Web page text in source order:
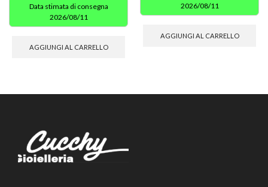
Data stimata di consegna
2026/08/11
AGGIUNGI AL CARRELLO
2026/08/11
AGGIUNGI AL CARRELLO